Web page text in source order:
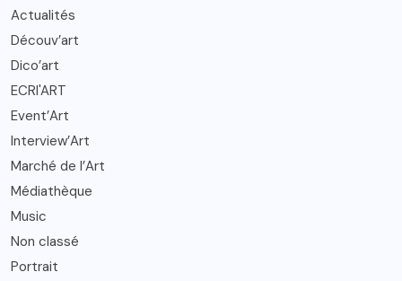
Actualités
Découv’art
Dico’art
ECRI'ART
Event’Art
Interview’Art
Marché de l’Art
Médiathèque
Music
Non classé
Portrait